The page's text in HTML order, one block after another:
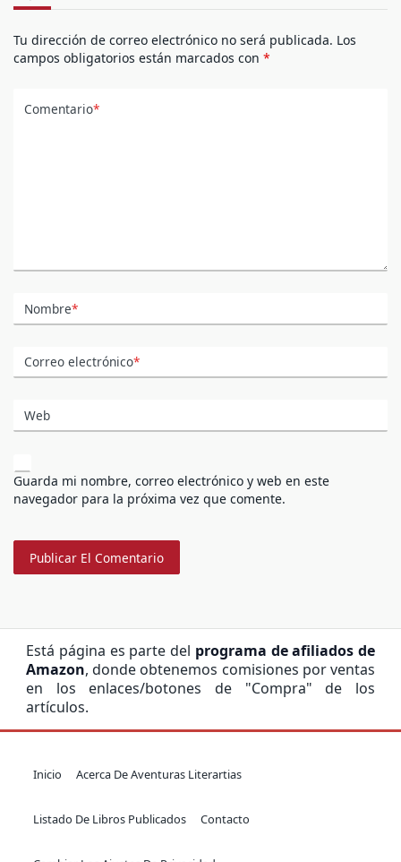
Tu dirección de correo electrónico no será publicada. Los
campos obligatorios están marcados con *
Comentario*
Nombre*
Correo electrónico*
Web
Guarda mi nombre, correo electrónico y web en este
navegador para la próxima vez que comente.
Está página es parte del programa de afiliados de
Amazon, donde obtenemos comisiones por ventas
en los enlaces/botones de "Compra" de los
artículos.
Inicio Acerca De Aventuras Literartias
Listado De Libros Publicados Contacto